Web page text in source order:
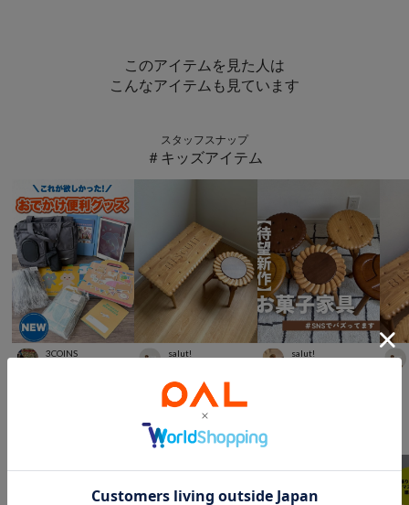
このアイテムを見た人は
こんなアイテムも見ています
スタッフスナップ
＃キッズアイテム
3COINS salut! salut!
スタッフスナップ
＃プチプラ雑貨